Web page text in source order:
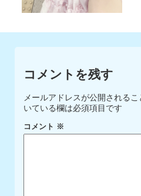
コメントを残す
メールアドレスが公開されるこ
いている欄は必須項目です
コメント ※